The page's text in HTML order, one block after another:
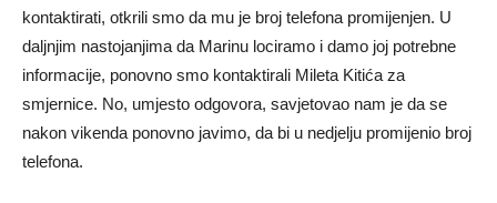
kontaktirati, otkrili smo da mu je broj telefona promijenjen. U
daljnjim nastojanjima da Marinu lociramo i damo joj potrebne
informacije, ponovno smo kontaktirali Mileta Kitića za
smjernice. No, umjesto odgovora, savjetovao nam je da se
nakon vikenda ponovno javimo, da bi u nedjelju promijenio broj
telefona.